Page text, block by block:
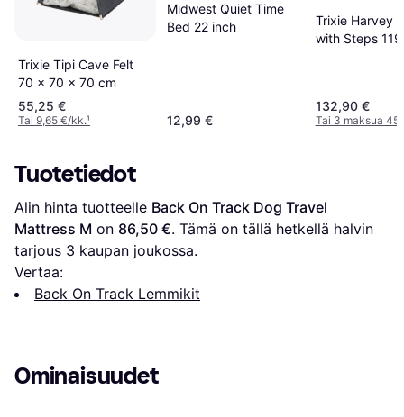
Trixie Tipi Cave Felt
70 x 70 x 70 cm
55,25 €
Tai 9,65 €/kk.¹
Midwest Quiet Time
Bed 22 inch
12,99 €
Trixie Harvey
with Steps
132,90 €
Tai 3 maksua
Tuotetiedot
Alin hinta tuotteelle Back On Track Dog Travel
Mattress M on 86,50 €. Tämä on tällä hetkellä halvin
tarjous 3 kaupan joukossa.
Vertaa:
Back On Track Lemmikit
Ominaisuudet